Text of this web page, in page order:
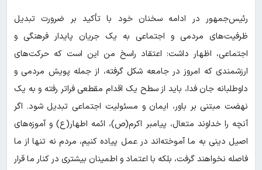
رئیس‌جمهور در ادامه سخنان خود با تأکید بر ضرورت تبدیل
ظرفیت‌های مردمی و اجتماعی به یک جریان پایدار فرهنگی و
اجتماعی، اظهار داشت: اعتقاد راسخ من این است که حرکت‌های
ارزشمندی که امروز در جامعه شکل گرفته، از جمله پویش‌ مردمی و
داوطلبانه جان فدا، باید از سطح یک اقدام مقطعی فراتر رفته و به یک
نهضت مبتنی بر باور، ایمان و مسئولیت اجتماعی تبدیل شود. اگر
آنچه را خداوند متعال، پیامبر اکرم(ص)، ائمه اطهار(ع) و آموزه‌های
اصیل دینی به ما آموخته‌اند در عمل پیاده کنیم، مردم نه تنها از ما
فاصله نخواهند گرفت، بلکه با اعتماد و اطمینان بیشتری در کنار ما قرار